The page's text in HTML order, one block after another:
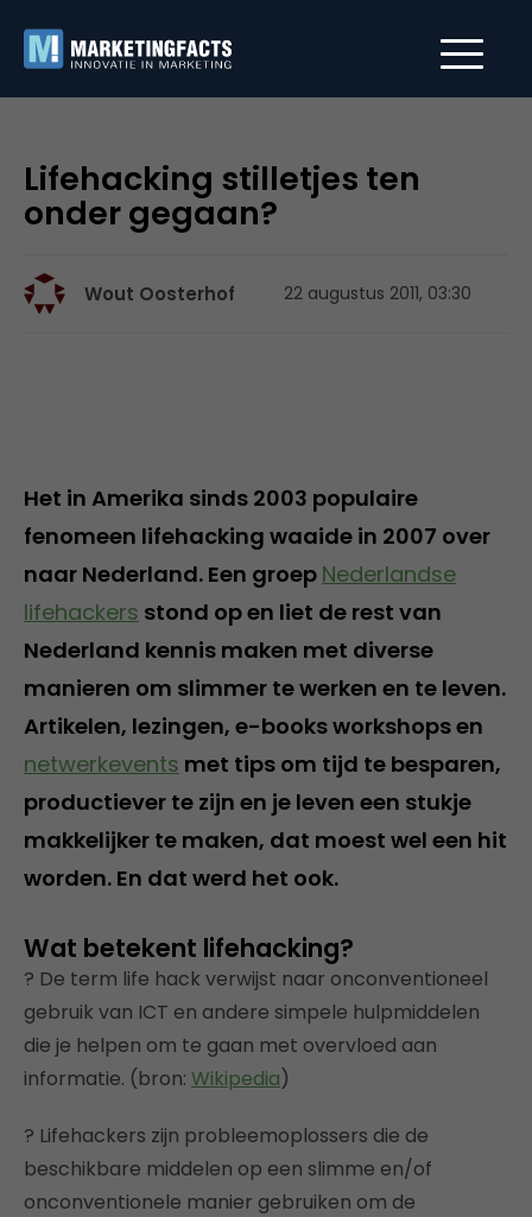
Lifehacking stilletjes ten
onder gegaan?
Wout Oosterhof 22 augustus 2011, 03:30
Het in Amerika sinds 2003 populaire
fenomeen lifehacking waaide in 2007 over
naar Nederland. Een groep Nederlandse
lifehackers stond op en liet de rest van
Nederland kennis maken met diverse
manieren om slimmer te werken en te leven.
Artikelen, lezingen, e-books workshops en
netwerkevents met tips om tijd te besparen,
productiever te zijn en je leven een stukje
makkelijker te maken, dat moest wel een hit
worden. En dat werd het ook.
Wat betekent lifehacking?
? De term life hack verwijst naar onconventioneel
gebruik van ICT en andere simpele hulpmiddelen
die je helpen om te gaan met overvloed aan
informatie. (bron: Wikipedia)
? Lifehackers zijn probleemoplossers die de
beschikbare middelen op een slimme en/of
onconventionele manier gebruiken om de